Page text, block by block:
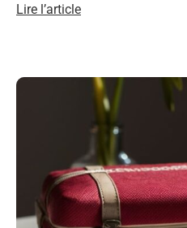
Lire l’article